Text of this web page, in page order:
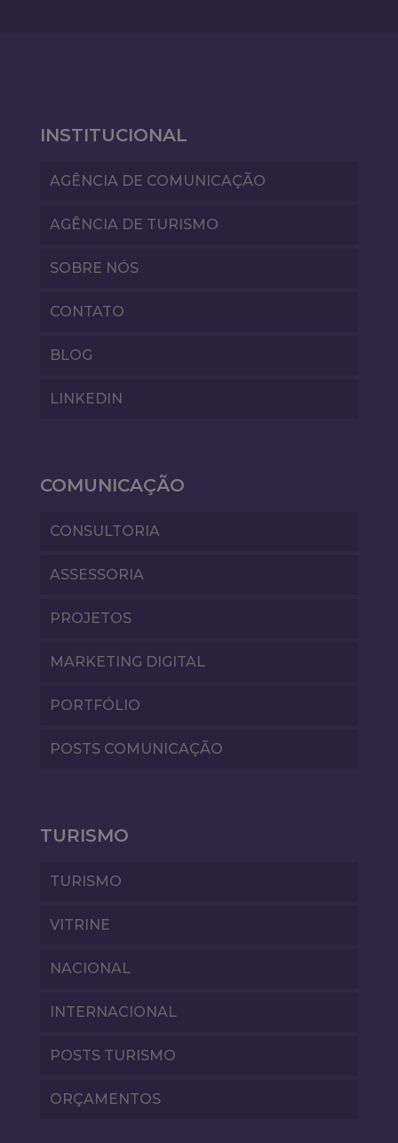
INSTITUCIONAL
AGÊNCIA DE COMUNICAÇÃO
AGÊNCIA DE TURISMO
SOBRE NÓS
CONTATO
BLOG
LINKEDIN
COMUNICAÇÃO
CONSULTORIA
ASSESSORIA
PROJETOS
MARKETING DIGITAL
PORTFÓLIO
POSTS COMUNICAÇÃO
TURISMO
TURISMO
VITRINE
NACIONAL
INTERNACIONAL
POSTS TURISMO
ORÇAMENTOS